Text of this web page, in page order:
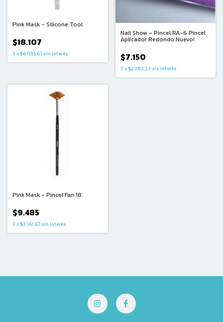
Pink Mask - Silicone Tool
$18.107
3 x $6.035,67 sin interés
Nail Show - Pincel RA-6 Pincel
Aplicador Redondo Nuevo!
$7.150
3 x $2.383,33 sin interés
Pink Mask - Pincel Fan 18
$9.485
3 x $3.161,67 sin interés